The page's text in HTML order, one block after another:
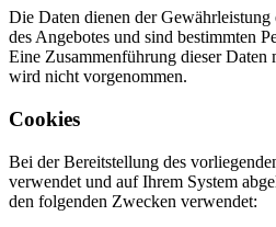
Die Daten dienen der Gewährleistung
des Angebotes und sind bestimmten
Eine Zusammenführung dieser Daten
wird nicht vorgenommen.
Cookies
Bei der Bereitstellung des
verwendet und auf Ihrem System
den folgenden Zwecken verwendet: